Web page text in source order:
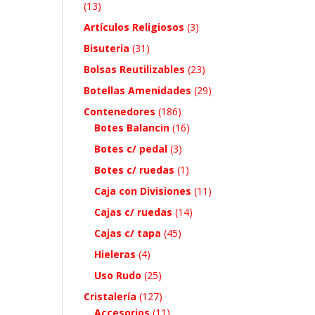
(13)
Artículos Religiosos (3)
Bisuteria (31)
Bolsas Reutilizables (23)
Botellas Amenidades (29)
Contenedores (186)
Botes Balancin (16)
Botes c/ pedal (3)
Botes c/ ruedas (1)
Caja con Divisiones (11)
Cajas c/ ruedas (14)
Cajas c/ tapa (45)
Hieleras (4)
Uso Rudo (25)
Cristalería (127)